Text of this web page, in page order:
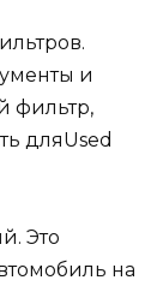
и
фильтр,
дляUsed
Это
на